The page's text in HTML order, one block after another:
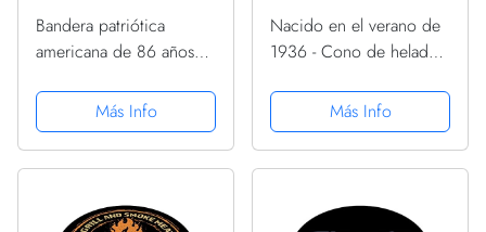
Bandera patriótica
americana de 86 años
cumpleaños PopSockets
PopGrip Intercambiable
Más Info
Nacido en el verano de
1936 - Cono de helado
PopSockets PopGrip
Intercambiable
Más Info